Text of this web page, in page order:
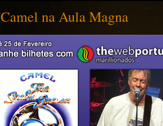
Camel na Aula Magna